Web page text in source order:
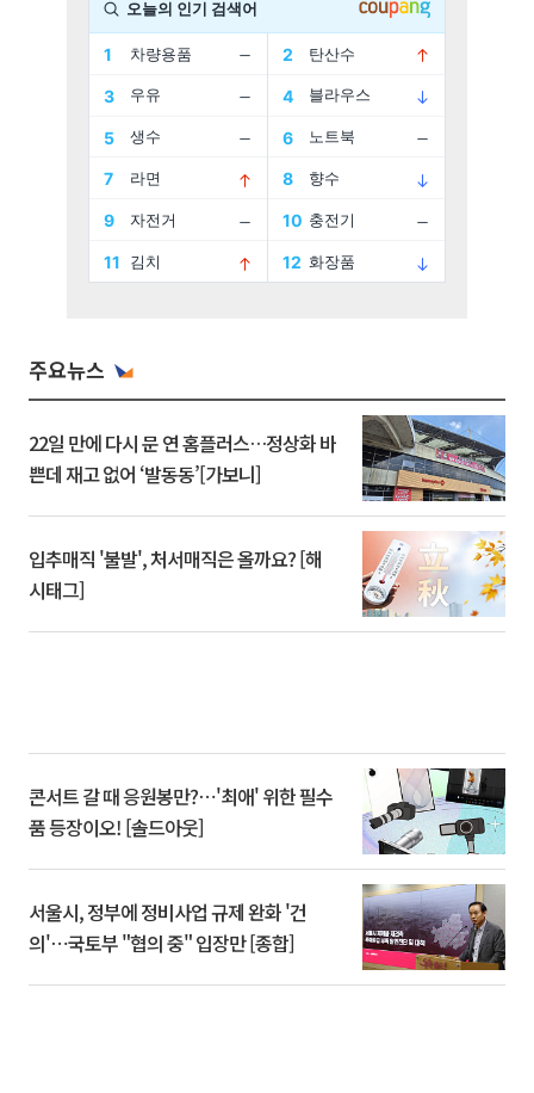
주요뉴스
22일 만에 다시 문 연 홈플러스…정상화 바
쁜데 재고 없어 ‘발동동’[가보니]
입추매직 '불발', 처서매직은 올까요? [해
시태그]
콘서트 갈 때 응원봉만?⋯'최애' 위한 필수
품 등장이오! [솔드아웃]
서울시, 정부에 정비사업 규제 완화 '건
의'⋯국토부 "협의 중" 입장만 [종합]